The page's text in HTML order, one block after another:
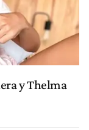
y Thelma